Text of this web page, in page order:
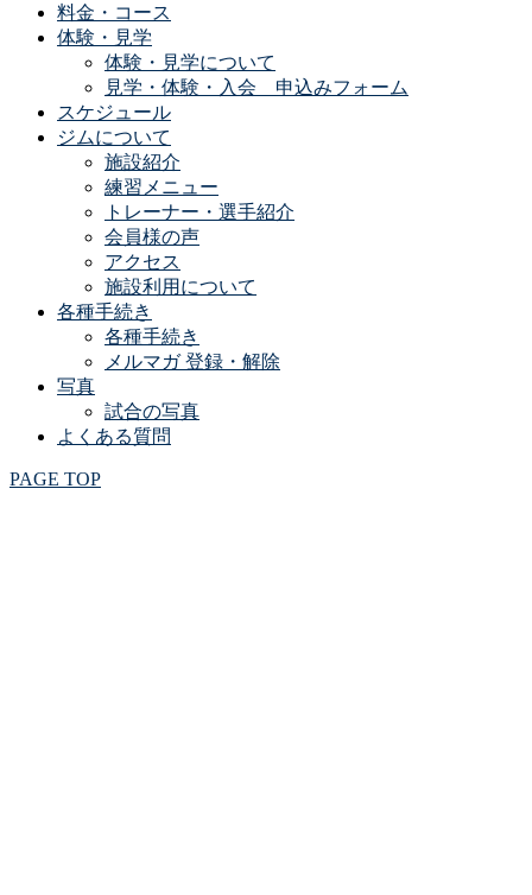
料金・コース
体験・見学
体験・見学について
見学・体験・入会 申込みフォーム
スケジュール
ジムについて
施設紹介
練習メニュー
トレーナー・選手紹介
会員様の声
アクセス
施設利用について
各種手続き
各種手続き
メルマガ 登録・解除
写真
試合の写真
よくある質問
PAGE TOP